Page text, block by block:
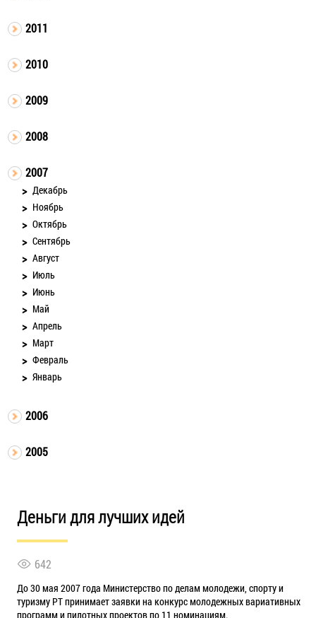
2011
2010
2009
2008
2007
Декабрь
Ноябрь
Октябрь
Сентябрь
Август
Июль
Июнь
Май
Апрель
Март
Февраль
Январь
2006
2005
Деньги для лучших идей
642
До 30 мая 2007 года Министерство по делам молодежи, спорту и
туризму РТ принимает заявки на конкурс молодежных вариативных
программ и пилотных проектов по 11 номинациям.